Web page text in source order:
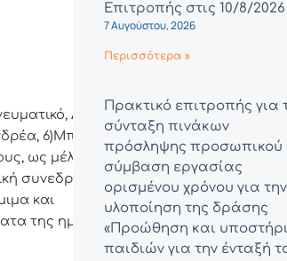
Δήμαρχo
6)Μπάκουλη
ως μέλη,
συvεδρίαση και
και
της ημερήσιας
Επιτροπής στις 10/8/2026
7 Αυγούστου, 2026
Περισσότερα »
Πρακτικό επιτροπής για
σύνταξη πινάκων
πρόσληψης προσωπικού
σύμβαση εργασίας
ορισμένου χρόνου για την
υλοποίηση της δράσης
«Προώθηση και
παιδιών για την ένταξή